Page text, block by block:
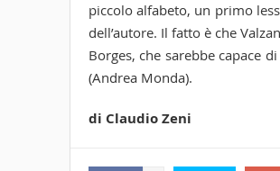
piccolo alfabeto, un primo
dell’autore. Il fatto è che
Borges, che sarebbe capace
(Andrea Monda).
di Claudio Zeni